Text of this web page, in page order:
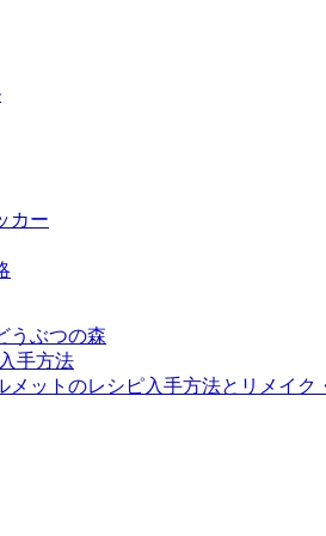
カー
うぶつの森
手方法
メットのレシピ入手方法とリメイク